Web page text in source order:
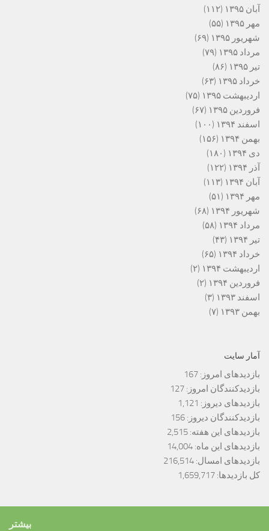
آبان ۱۳۹۵
(۱۱۲)
مهر ۱۳۹۵
(۵۵)
شهریور ۱۳۹۵
(۶۹)
مرداد ۱۳۹۵
(۷۹)
تیر ۱۳۹۵
(۸۶)
خرداد ۱۳۹۵
(۶۳)
اردیبهشت ۱۳۹۵
(۷۵)
فروردین ۱۳۹۵
(۶۷)
اسفند ۱۳۹۴
(۱۰۰)
بهمن ۱۳۹۴
(۱۵۶)
دی ۱۳۹۴
(۱۸۰)
آذر ۱۳۹۴
(۱۲۲)
آبان ۱۳۹۴
(۱۱۳)
مهر ۱۳۹۴
(۵۱)
شهریور ۱۳۹۴
(۶۸)
مرداد ۱۳۹۴
(۵۸)
تیر ۱۳۹۴
(۴۳)
خرداد ۱۳۹۴
(۶۵)
اردیبهشت ۱۳۹۴
(۲)
فروردین ۱۳۹۴
(۲)
اسفند ۱۳۹۳
(۳)
بهمن ۱۳۹۳
(۷)
آمار سایت
بازدیدهای امروز: 167
بازدیدکنندگان امروز: 127
بازدیدهای دیروز: 1,121
بازدیدکنندگان دیروز: 156
بازدیدهای این هفته: 2,515
بازدیدهای این ماه: 14,004
بازدیدهای امسال: 216,514
کل بازدیدها: 1,659,717
بیشتر